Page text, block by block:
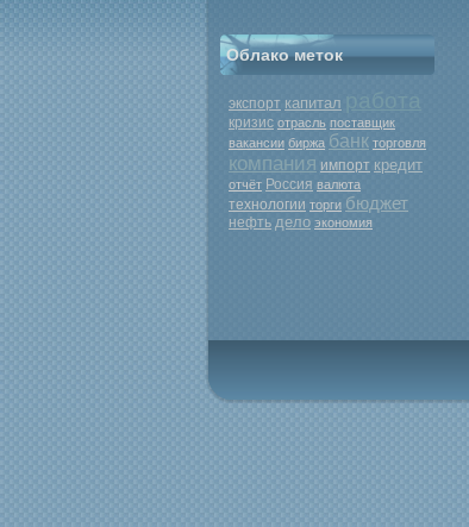
Облако меток
экспорт капитал
кризис отрасль поставщик
вакансии биржа банк торговля
компания импорт кредит
отчёт Россия валюта
технологии торги бюджет
нефть дело экономия